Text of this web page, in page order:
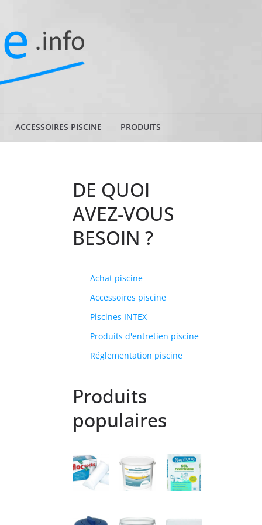
ACCESSOIRES PISCINE PRODUITS
DE QUOI
AVEZ-VOUS
BESOIN ?
Achat piscine
Accessoires piscine
Piscines INTEX
Produits d'entretien piscine
Réglementation piscine
Produits
populaires